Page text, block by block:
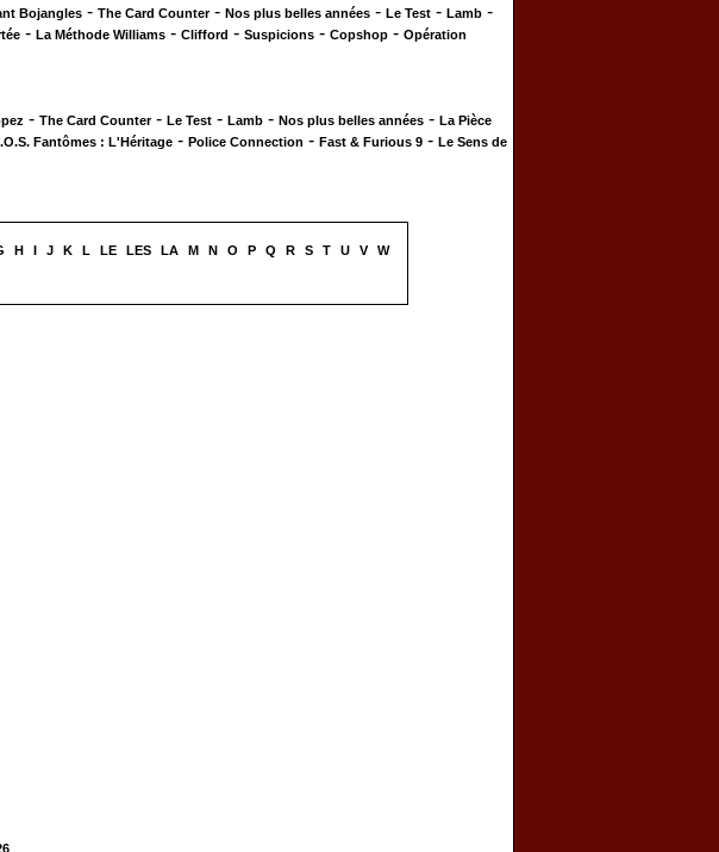
Bojangles - The Card Counter- Nos plus belles années - Le Test - Lamb -
- La Méthode Williams - Clifford - Suspicions - Copshop - Opération
- The Card Counter- Le Test - Lamb - Nos plus belles années - La Pièce
Fantômes : L'Héritage - Police Connection - Fast & Furious 9 - Le Sens de
H I J K L LE LES LA M N O P Q R S T U V
W